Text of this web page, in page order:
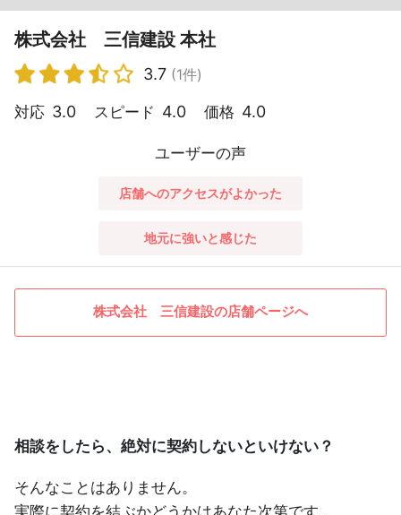
株式会社 三信建設 本社
3.7 (1件)
対応 3.0 スピード 4.0 価格 4.0
ユーザーの声
店舗へのアクセスがよかった
地元に強いと感じた
株式会社 三信建設の店舗ページへ
相談をしたら、絶対に契約しないといけない？
そんなことはありません。